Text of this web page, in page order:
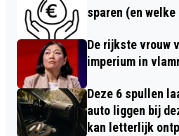
sparen (en
De rijkste vrouw
imperium in
Deze 6 spullen
auto liggen bij
kan letterlijk